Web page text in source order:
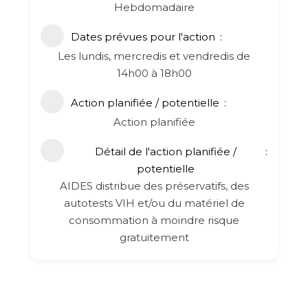
Hebdomadaire
Dates prévues pour l'action
Les lundis, mercredis et vendredis de
14h00 à 18h00
Action planifiée / potentielle
Action planifiée
Détail de l'action planifiée /
potentielle
AIDES distribue des préservatifs, des
autotests VIH et/ou du matériel de
consommation à moindre risque
gratuitement